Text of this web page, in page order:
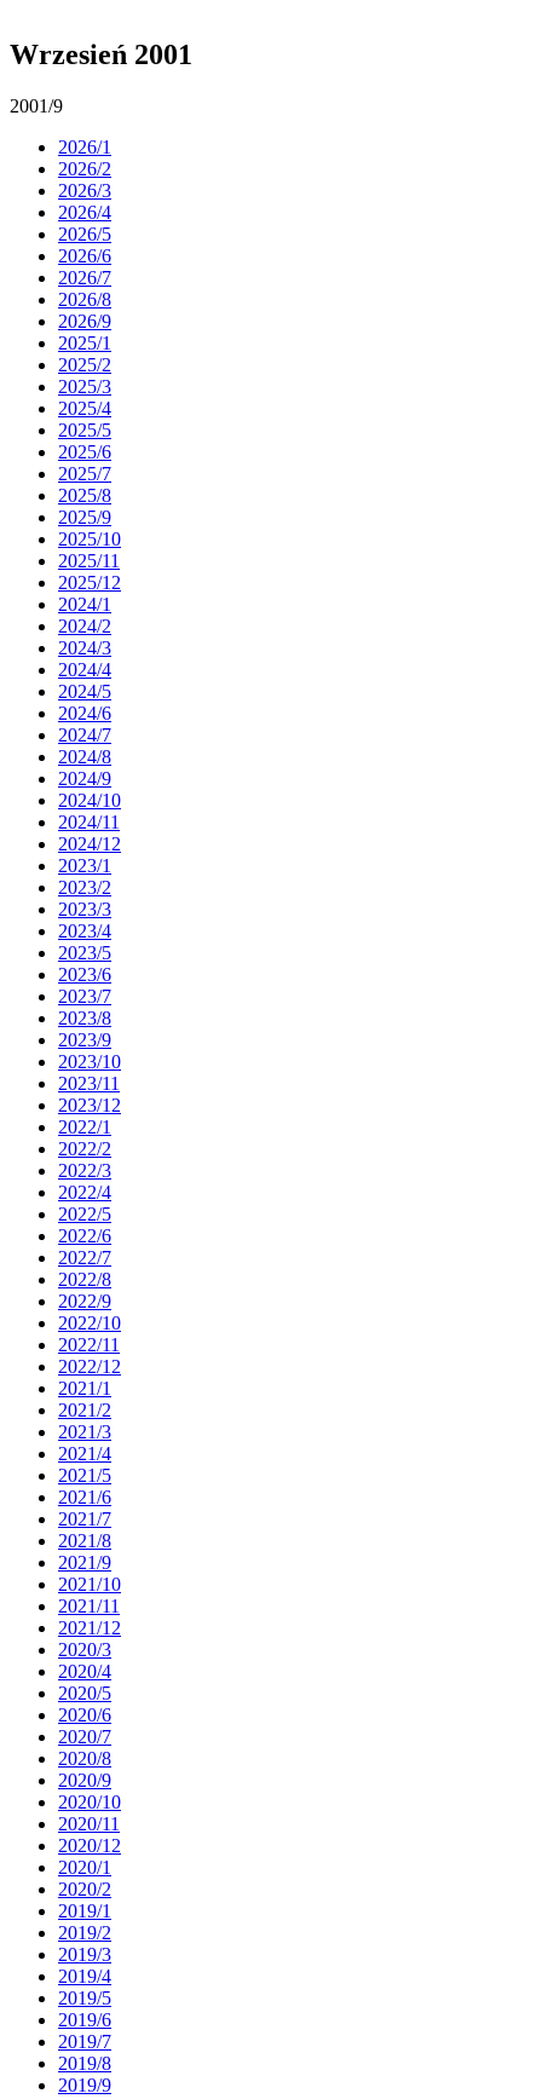
Wrzesień 2001
2001/9
2026/1
2026/2
2026/3
2026/4
2026/5
2026/6
2026/7
2026/8
2026/9
2025/1
2025/2
2025/3
2025/4
2025/5
2025/6
2025/7
2025/8
2025/9
2025/10
2025/11
2025/12
2024/1
2024/2
2024/3
2024/4
2024/5
2024/6
2024/7
2024/8
2024/9
2024/10
2024/11
2024/12
2023/1
2023/2
2023/3
2023/4
2023/5
2023/6
2023/7
2023/8
2023/9
2023/10
2023/11
2023/12
2022/1
2022/2
2022/3
2022/4
2022/5
2022/6
2022/7
2022/8
2022/9
2022/10
2022/11
2022/12
2021/1
2021/2
2021/3
2021/4
2021/5
2021/6
2021/7
2021/8
2021/9
2021/10
2021/11
2021/12
2020/3
2020/4
2020/5
2020/6
2020/7
2020/8
2020/9
2020/10
2020/11
2020/12
2020/1
2020/2
2019/1
2019/2
2019/3
2019/4
2019/5
2019/6
2019/7
2019/8
2019/9